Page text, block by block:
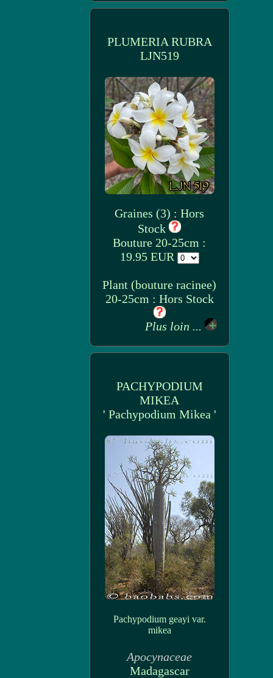
PLUMERIA RUBRA
LJN519
Graines (3) : Hors
Stock
Bouture 20-25cm :
19.95 EUR
Plant (bouture racinee)
20-25cm : Hors Stock
Plus loin ...
PACHYPODIUM
MIKEA
' Pachypodium Mikea '
Pachypodium geayi var.
mikea
Apocynaceae
Madagascar